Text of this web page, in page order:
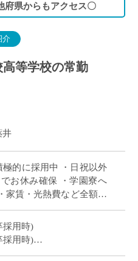
府県からもアクセス〇
介
等学校の常勤
井
的に採用中 ・日祝以外
お休み確保 ・学園寮へ
家賃・光熱費など全額学
ックアップ ・ […]
採用時)
採用時)